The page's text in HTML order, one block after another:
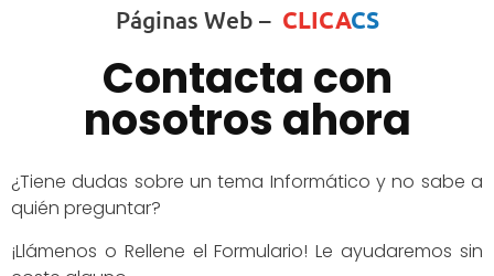
Páginas Web – CLICACS
Contacta con
nosotros ahora
¿Tiene dudas sobre un tema Informático y no sabe a
quién preguntar?
¡Llámenos o Rellene el Formulario! Le ayudaremos sin